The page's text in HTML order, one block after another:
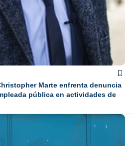
Marte enfrenta denuncia
pública en actividades de